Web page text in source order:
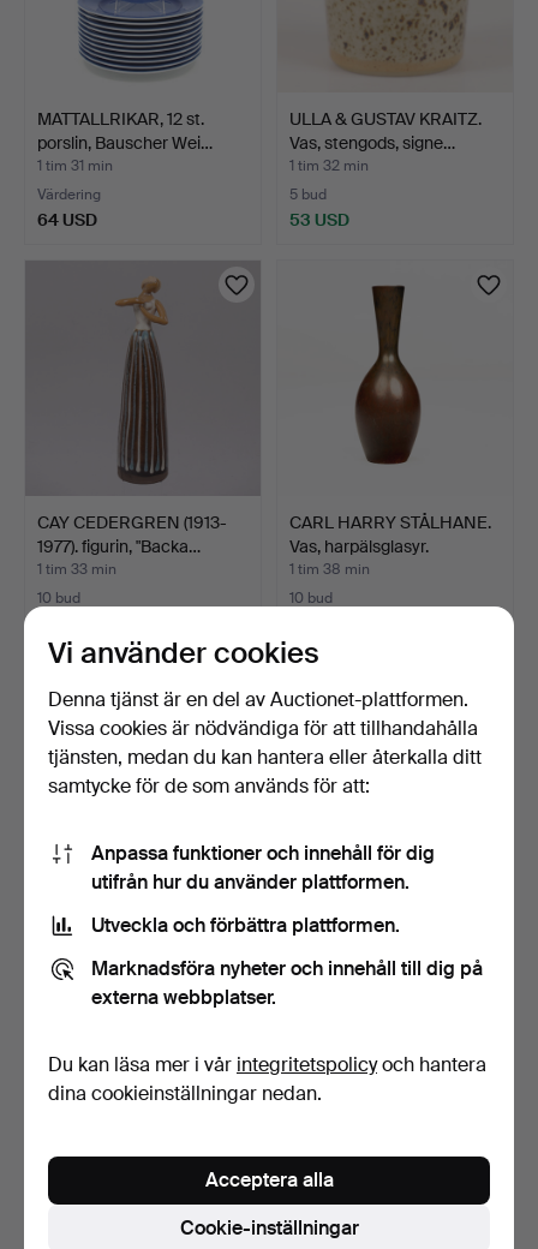
MATTALLRIKAR, 12 st.
porslin, Bauscher Wei…
1 tim 31 min
Värdering
64 USD
ULLA & GUSTAV KRAITZ.
Vas, stengods, signe…
1 tim 32 min
5 bud
53 USD
CAY CEDERGREN (1913-
1977). figurin, "Backa…
1 tim 33 min
10 bud
CARL HARRY STÅLHANE.
Vas, harpälsglasyr.
1 tim 38 min
10 bud
MINNESTALLRIK, Royal
1 tim 48 min
MINNESTALLRIKAR, Royal
1 tim 57 min
Vi använder cookies
Denna tjänst är en del av Auctionet-plattformen.
Vissa cookies är nödvändiga för att tillhandahålla
tjänsten, medan du kan hantera eller återkalla ditt
samtycke för de som används för att:
Anpassa funktioner och innehåll för dig
utifrån hur du använder plattformen.
Utveckla och förbättra plattformen.
Marknadsföra nyheter och innehåll till dig på
externa webbplatser.
Du kan läsa mer i vår integritetspolicyoch hantera
dina cookieinställningar nedan.
Cookie-inställningar
Acceptera alla